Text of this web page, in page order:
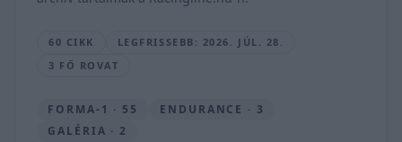
60 CIKK
LEGFRISSEBB: 2026. JÚL. 28.
3 FŐ ROVAT
FORMA-1 · 55
ENDURANCE · 3
GALÉRIA · 2
MAJER
28.